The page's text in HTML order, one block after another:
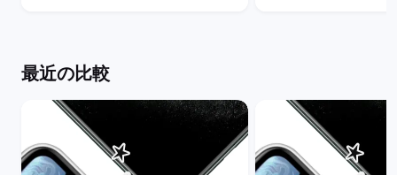
最近の比較